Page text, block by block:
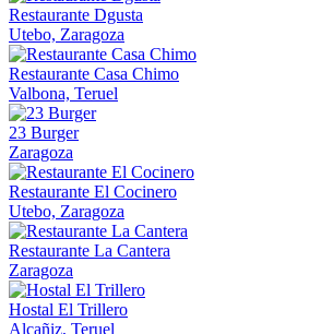
Restaurante Dgusta
Utebo, Zaragoza
Restaurante Casa Chimo
Valbona, Teruel
23 Burger
Zaragoza
Restaurante El Cocinero
Utebo, Zaragoza
Restaurante La Cantera
Zaragoza
Hostal El Trillero
Alcañiz, Teruel